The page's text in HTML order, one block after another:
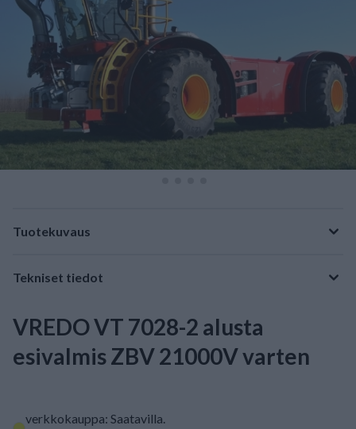
Tuotekuvaus
Tekniset tiedot
VREDO VT 7028-2 alusta
esivalmis ZBV 21000V varten
verkkokauppa: Saatavilla.